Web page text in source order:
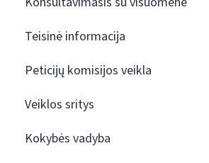
Teisinė informacija
Peticijų komisijos veikla
Veiklos sritys
Kokybės vadyba